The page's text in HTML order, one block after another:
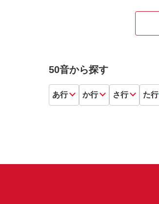
50音から探す
あ行 か行 さ行 た行